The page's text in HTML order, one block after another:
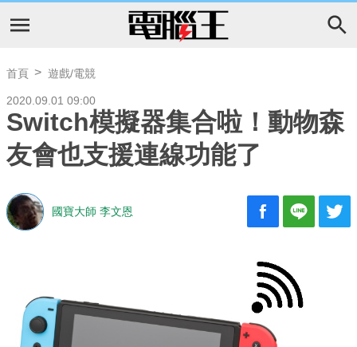
首頁 遊戲/電競
2020.09.01 09:00
Switch模擬器集合啦！動物森
友會也支援連線功能了
國寶大師 李文恩